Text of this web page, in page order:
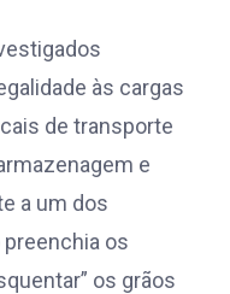
às cargas
de transporte
e
a um dos
os
os grãos